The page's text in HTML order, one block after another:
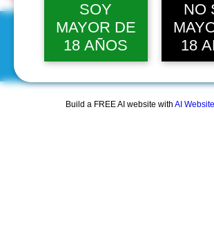
SOY
MAYOR DE
18 AÑOS
NO
18
Build a FREE AI website with AI
© 2025 by Scantastic.